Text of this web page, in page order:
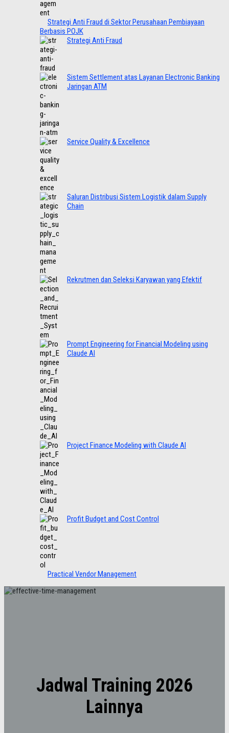
Strategi Anti Fraud di Sektor Perusahaan Pembiayaan
Berbasis POJK
Strategi Anti Fraud
Sistem Settlement atas Layanan Electronic Banking
Jaringan ATM
Service Quality & Excellence
Saluran Distribusi Sistem Logistik dalam Supply
Chain
Rekrutmen dan Seleksi Karyawan yang Efektif
Prompt Engineering for Financial Modeling using
Claude AI
Project Finance Modeling with Claude AI
Profit Budget and Cost Control
Practical Vendor Management
Jadwal Training 2026
Lainnya